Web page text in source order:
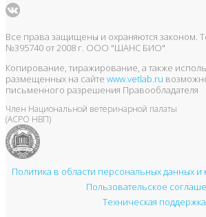
Все права защищены и охраняются законом.
№395740 от 2008 г. ООО "ШАНС БИО"
Копирование, тиражирование, а также
размещенных на сайте www.vetlab.ru
письменного разрешения Правообладателя
Член Национальной ветеринарной палаты
(АСРО НВП)
Политика в области персональных данных
Пользовательское
Техническая поддержка